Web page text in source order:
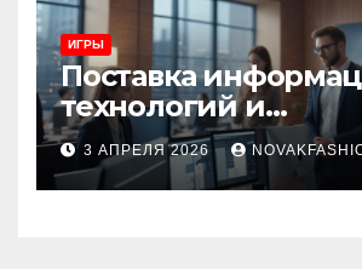
ИГРЫ
Поставка
технологий и
инновационные
3 АПРЕЛЯ 2026